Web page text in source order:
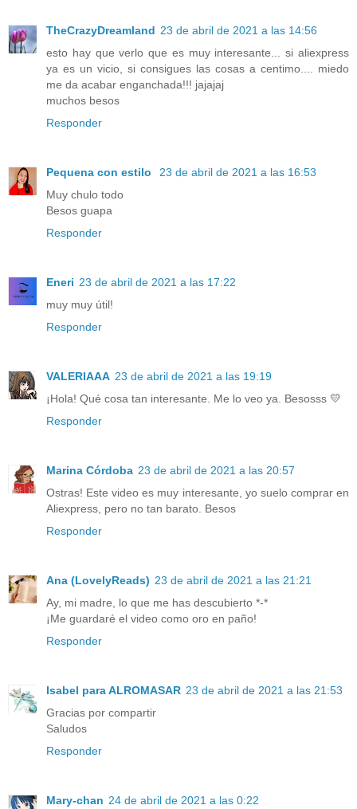
TheCrazyDreamland 23 de abril de 2021 a las 14:56
esto hay que verlo que es muy interesante... si aliexpress
ya es un vicio, si consigues las cosas a centimo.... miedo
me da acabar enganchada!!! jajajaj
muchos besos
Responder
Pequena con estilo
23 de abril de 2021 a las 16:53
Muy chulo todo
Besos guapa
Responder
Eneri 23 de abril de 2021 a las 17:22
muy muy útil!
Responder
VALERIAAA 23 de abril de 2021 a las 19:19
¡Hola! Qué cosa tan interesante. Me lo veo ya. Besosss 💛
Responder
Marina Córdoba 23 de abril de 2021 a las 20:57
Ostras! Este video es muy interesante, yo suelo comprar en
Aliexpress, pero no tan barato. Besos
Responder
Ana (LovelyReads) 23 de abril de 2021 a las 21:21
Ay, mi madre, lo que me has descubierto *-*
¡Me guardaré el video como oro en paño!
Responder
Isabel para ALROMASAR 23 de abril de 2021 a las 21:53
Gracias por compartir
Saludos
Responder
Mary-chan 24 de abril de 2021 a las 0:22